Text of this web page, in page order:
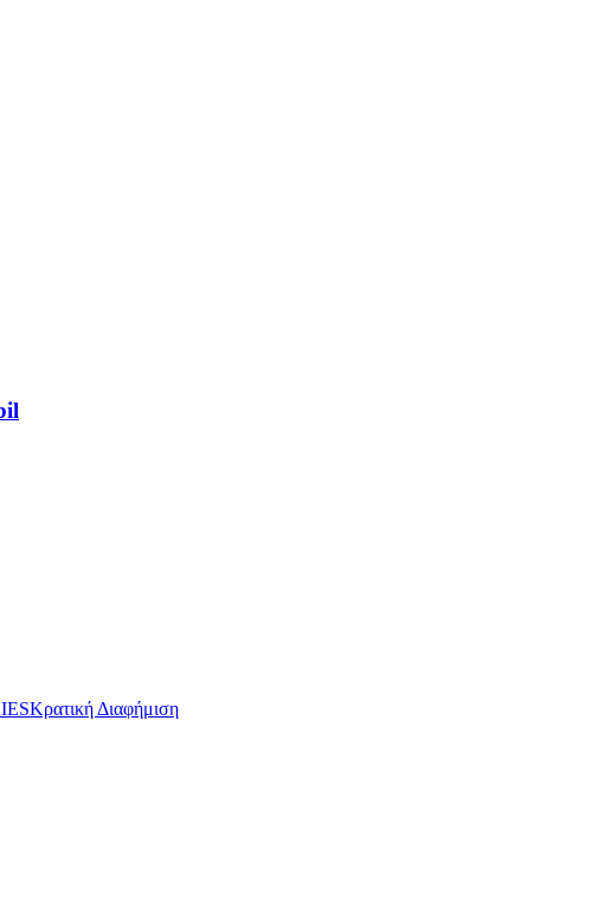
Κρατική Διαφήμιση